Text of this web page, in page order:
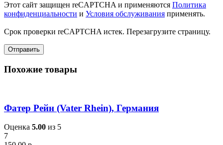
Этот сайт защищен reCAPTCHA и применяются Политика
конфиденциальности и Условия обслуживания применять.
Срок проверки reCAPTCHA истек. Перезагрузите страницу.
Похожие товары
Фатер Рейн (Vater Rhein), Германия
Оценка 5.00 из 5
7